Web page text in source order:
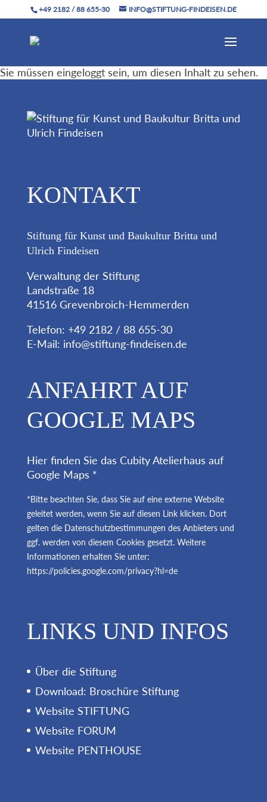
+49 2182 / 88 655-30 INFO@STIFTUNG-FINDEISEN.DE
Sie müssen eingeloggt sein, um diesen Inhalt zu sehen.
KONTAKT
Stiftung für Kunst und Baukultur Britta und
Ulrich Findeisen
Verwaltung der Stiftung
Landstraße 18
41516 Grevenbroich-Hemmerden
Telefon: +49 2182 / 88 655-30
E-Mail: info@stiftung-findeisen.de
ANFAHRT AUF
GOOGLE MAPS
Hier finden Sie das Cubity Atelierhaus auf
Google Maps *
*Bitte beachten Sie, dass Sie auf eine externe Website
geleitet werden, wenn Sie auf diesen Link klicken. Dort
gelten die Datenschutzbestimmungen des Anbieters und
ggf. werden von diesem Cookies gesetzt. Weitere
Informationen erhalten Sie unter:
https://policies.google.com/privacy?hl=de
LINKS UND INFOS
Über die Stiftung
Download: Broschüre Stiftung
Website STIFTUNG
Website FORUM
Website PENTHOUSE